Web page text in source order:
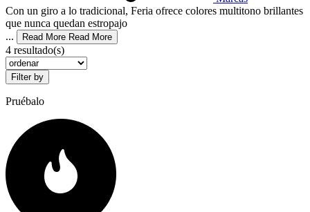
Con un giro ​a lo tradicional, Feria ofrece colores multitono ​brillantes
que nunca quedan estropajo
...
Read More Read More
4 resultado(s)
Filter by
Pruébalo